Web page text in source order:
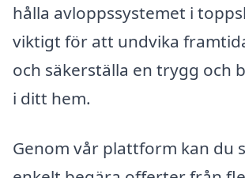
hålla avloppssystemet i
viktigt för att undvika
och säkerställa en trygg och
i ditt hem.
Genom vår plattform kan du